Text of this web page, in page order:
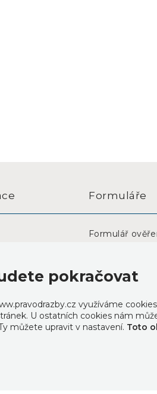
Formuláře
Formulář
pokračovat
využíváme
U ostatních cookies nám
můžete upravit v nastavení. Toto